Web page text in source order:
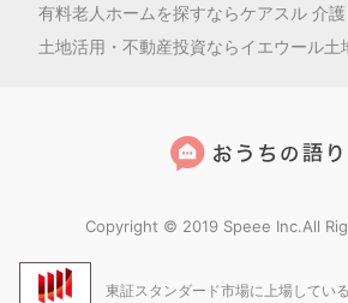
有料老人ホームを探すならケアスル 介護
土地活用・不動産投資ならイエウール土
Copyright © 2019 Speee Inc.All
東証スタンダード市場に上場してい